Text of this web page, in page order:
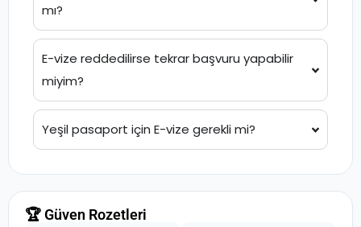
mı?
E-vize reddedilirse tekrar başvuru yapabilir
miyim?
Yeşil pasaport için E-vize gerekli mi?
🏆 Güven Rozetleri